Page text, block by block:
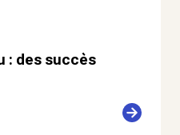
: des succès